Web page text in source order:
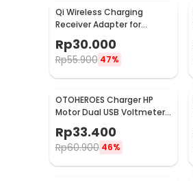
Qi Wireless Charging
Receiver Adapter for
Smartphone USB Type C -
P9
Rp30.000
Rp55.900 47%
OTOHEROES Charger HP
Motor Dual USB Voltmeter
Waterproof 4.2A - Y451
Rp33.400
Rp60.900 46%